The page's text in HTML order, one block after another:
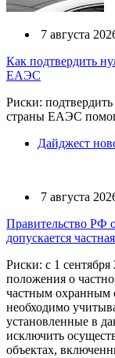
7 августа
Как подтвердить
ЕАЭС
Риски:
страны ЕАЭС
Дайджест
7 августа
Правительство РФ
допускается
Риски: с 1
положения о
частным охранным
необходимо
установленные в
исключить
объектах,